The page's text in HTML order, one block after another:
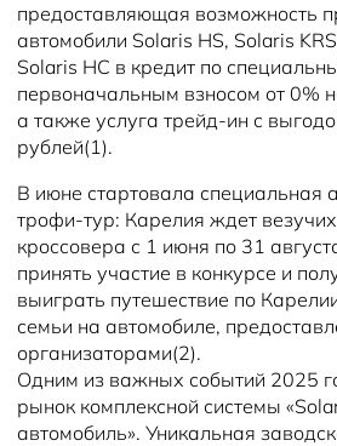
предоставляющая возможность
автомобили Solaris HS, Solaris
Solaris HC в кредит по
первоначальным взносом от 0%
а также услуга трейд-ин с
рублей(1).
В июне стартовала специальная
трофи-тур: Карелия ждет
кроссовера с 1 июня по 31
принять участие в конкурсе и
выиграть путешествие по
семьи на автомобиле,
организаторами(2).
Одним из важных событий 2025
рынок комплексной системы
автомобиль». Уникальная